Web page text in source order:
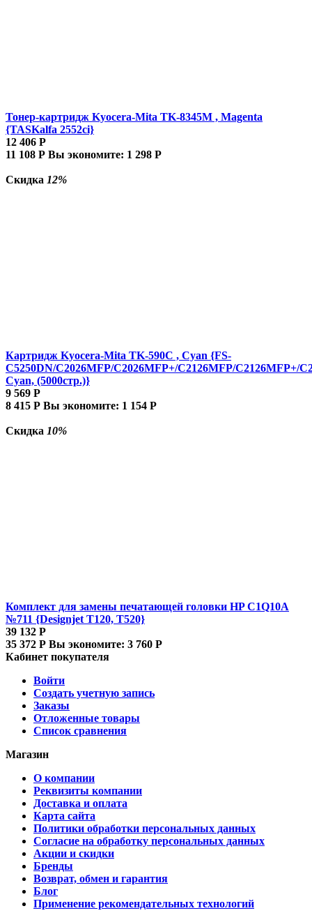
Тонер-картридж Kyocera-Mita TK-8345M , Magenta
{TASKalfa 2552ci}
12 406 Р
11 108 Р Вы экономите: 1 298 Р
Скидка 12%
Картридж Kyocera-Mita TK-590C , Cyan {FS-
C5250DN/C2026MFP/C2026MFP+/C2126MFP/C2126MFP+/
Cyan, (5000стр.)}
9 569 Р
8 415 Р Вы экономите: 1 154 Р
Скидка 10%
Комплект для замены печатающей головки HP C1Q10A
№711 {Designjet T120, T520}
39 132 Р
35 372 Р Вы экономите: 3 760 Р
Кабинет покупателя
Войти
Создать учетную запись
Заказы
Отложенные товары
Список сравнения
Магазин
О компании
Реквизиты компании
Доставка и оплата
Карта сайта
Политики обработки персональных данных
Согласие на обработку персональных данных
Акции и скидки
Бренды
Возврат, обмен и гарантия
Блог
Применение рекомендательных технологий